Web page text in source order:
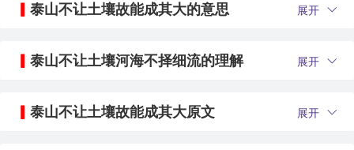
泰山不让土壤故能成其大的意思 展开
泰山不让土壤河海不择细流的理解 展开
泰山不让土壤故能成其大原文 展开